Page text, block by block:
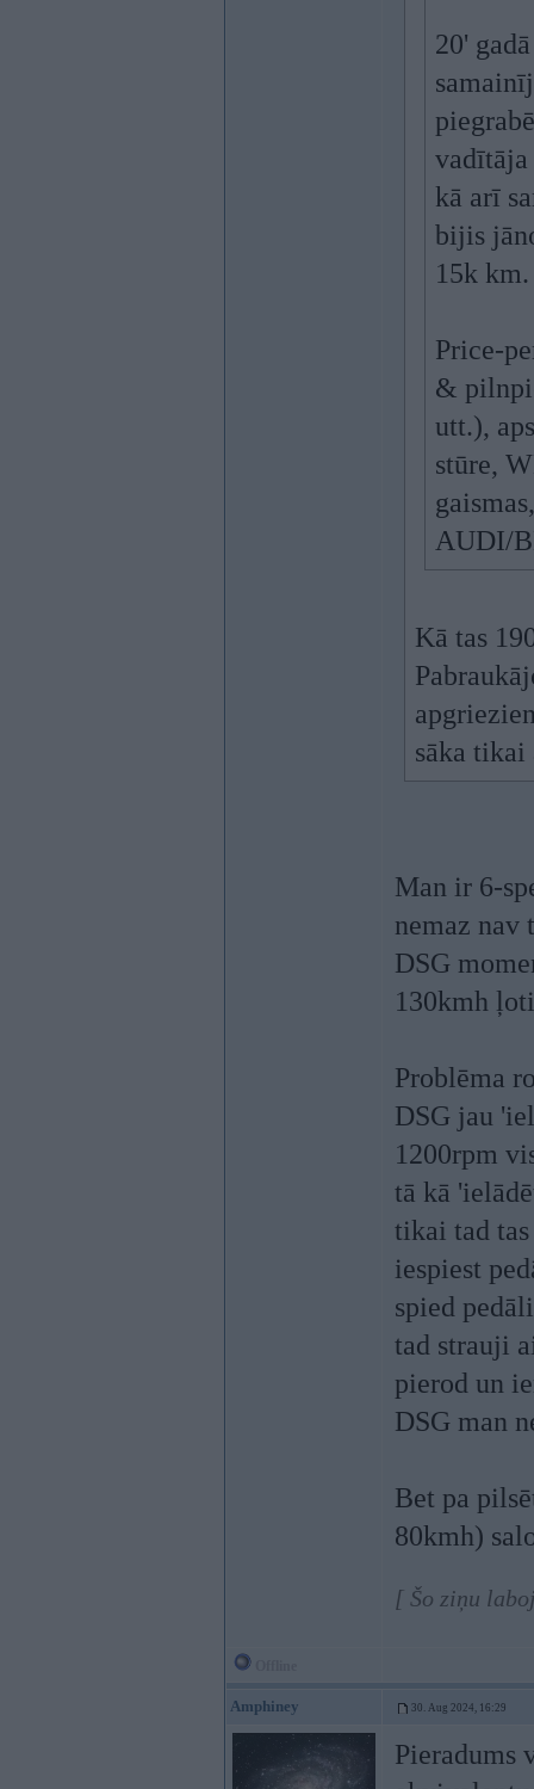
20'
vadītāja
kā arī
bijis
15k km.
Price-
&
utt.),
stūre,
AUDI/
Kā tas
sāka tikai
Man ir 6-
nemaz nav
DSG
130kmh
Problēma
DSG jau
1200rpm
tā kā
tikai tad
iespiest
spied
tad strauji
pierod un
DSG man
Bet pa
80kmh)
[ Šo ziņu
Amphiney 30. Aug 2024, 16:29
Pieradums